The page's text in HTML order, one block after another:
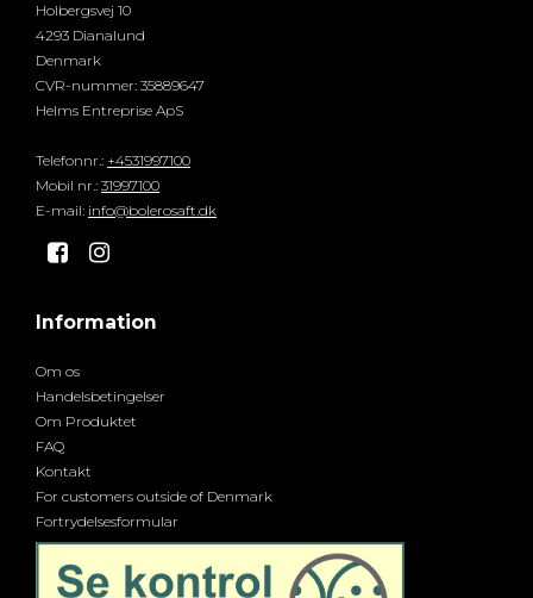
Holbergsvej 10
4293 Dianalund
Denmark
CVR-nummer: 35889647
Helms Entreprise ApS
Telefonnr.: +4531997100
Mobil nr.: 31997100
E-mail: info@bolerosaft.dk
Information
Om os
Handelsbetingelser
Om Produktet
FAQ
Kontakt
For customers outside of Denmark
Fortrydelsesformular